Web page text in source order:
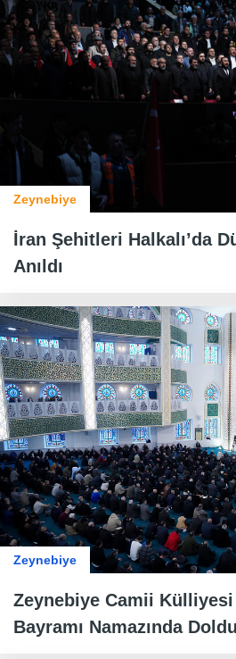
Zeynebiye
İran Şehitleri Halkalı’da
Anıldı
Zeynebiye
Zeynebiye Camii Külliyesi
Bayramı Namazında